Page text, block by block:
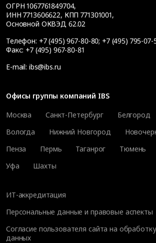
ОГРН 1067761849704,
ИНН 7713606622, КПП 771301001,
Основной ОКВЭД 62.02
Телефон: +7 (495) 967-80-80; +7 (495) 795-07-
Факс: +7 (495) 967-80-81
E-mail: ibs@ibs.ru
Офисы группы компаний IBS
Москва
Санкт-Петербург Белгород
Вологда
Нижний Новгород
Пенза
Пермь Таганрог Тюмень
Уфа
Шахты
ИТ-аккредитация
Персональные данные и правовые аспекты
Согласие пользователя сайта на
данных